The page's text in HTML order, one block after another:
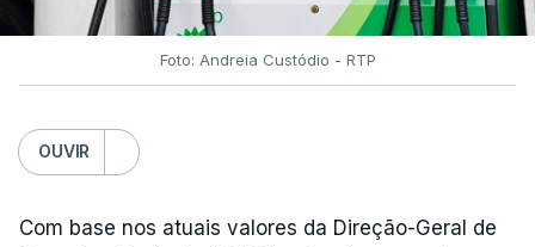
Foto: Andreia Custódio - RTP
OUVIR
Com base nos atuais valores da Direção-Geral de